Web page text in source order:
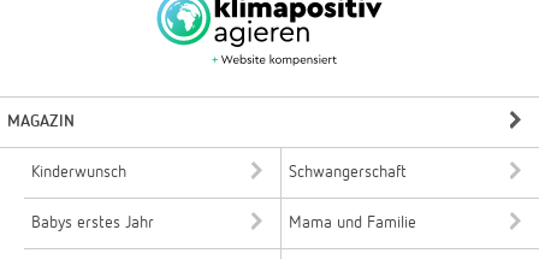
MAGAZIN
Kinderwunsch Schwangerschaft
Babys erstes Jahr Mama und Familie